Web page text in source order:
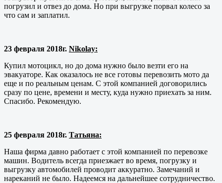
погрузил и отвез до дома. Но при выгрузке порвал колесо за
что сам и заплатил.
23 февраля 2018г. Nikolay:
Купил мотоцикл, но до дома нужно было везти его на
эвакуаторе. Как оказалось не все готовы перевозить мото да
еще и по реальным ценам. С этой компанией договорились
сразу по цене, времени и месту, куда нужно приехать за ним.
Спасибо. Рекомендую.
25 февраля 2018г. Татьяна:
Наша фирма давно работает с этой компанией по перевозке
машин. Водитель всегда приезжает во время, погрузку и
выгрузку автомобилей проводит аккуратно. Замечаний и
нареканий не было. Надеемся на дальнейшее сотрудничество.